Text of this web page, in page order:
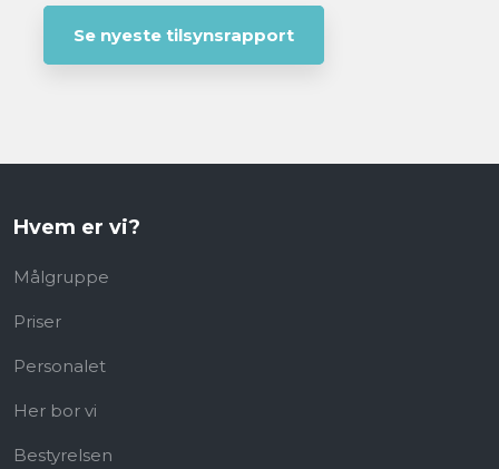
Se nyeste tilsynsrapport
Hvem er vi?
Målgruppe
Priser
Personalet
Her bor vi
Bestyrelsen